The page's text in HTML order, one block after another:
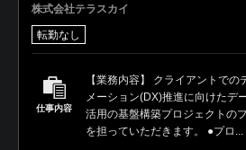
株式会社テラスカイ
転勤なし
仕事内容
【業務内容】 クライアントで
メーション(DX)推進に向けたデ
活用の基盤構築プロジェクトの
を担っていただきます。 ●プロ...